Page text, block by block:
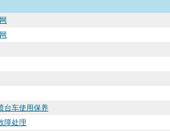
台车使用保养
障处理